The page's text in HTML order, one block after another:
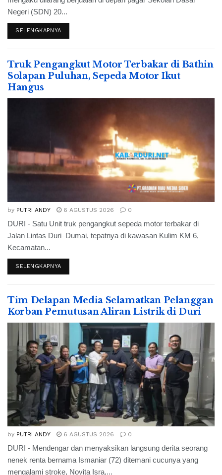
Negeri (SDN) 20...
SELENGKAPNYA
Truk Pengangkut Motor Terbakar di Bathin
Solapan Puluhan, Sepeda Motor Ikut
Hangus
by PUTRI ANDY 6 AGUSTUS 2026 0
DURI - Satu Unit truk pengangkut sepeda motor terbakar di
Jalan Lintas Duri–Dumai, tepatnya di kawasan Kulim KM 6,
Kecamatan...
SELENGKAPNYA
Tim Delapan Media Selamatkan Pelanggan
Korban Pemutusan Aliran Listrik di Duri
by PUTRI ANDY 6 AGUSTUS 2026 0
DURI - Mendengar dan menyaksikan langsung derita seorang
nenek renta bernama Ismaniar (72) ditemani cucunya yang
mengalami stroke, Novita Isra,...